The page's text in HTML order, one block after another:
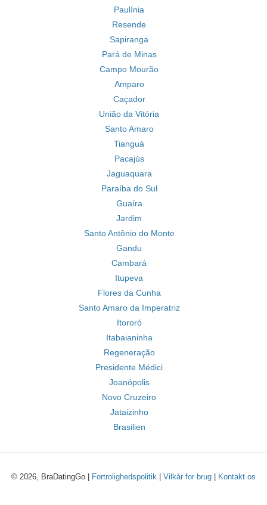
Paulínia
Resende
Sapiranga
Pará de Minas
Campo Mourão
Amparo
Caçador
União da Vitória
Santo Amaro
Tianguá
Pacajús
Jaguaquara
Paraíba do Sul
Guaíra
Jardim
Santo Antônio do Monte
Gandu
Cambará
Itupeva
Flores da Cunha
Santo Amaro da Imperatriz
Itororó
Itabaianinha
Regeneração
Presidente Médici
Joanópolis
Novo Cruzeiro
Jataizinho
Brasilien
© 2026, BraDatingGo | Fortrolighedspolitik Vilkår for brug Kontakt os